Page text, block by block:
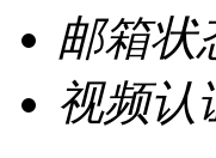
邮箱状
视频认